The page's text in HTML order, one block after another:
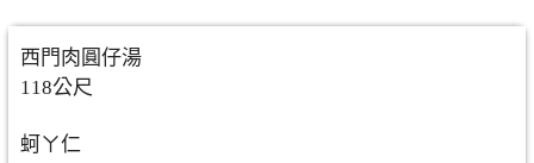
西門肉圓仔湯
118公尺
蚵ㄚ仁